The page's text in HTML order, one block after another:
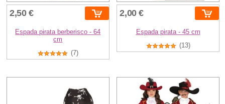
2,50 €
Espada pirata berberisco - 64
cm
(7)
2,00 €
Espada pirata - 45 cm
(13)